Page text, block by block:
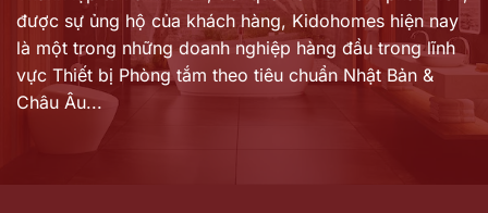
được sự ủng hộ của khách hàng, Kidohomes hiện nay
là một trong những doanh nghiệp hàng đầu trong lĩnh
vực Thiết bị Phòng tắm theo tiêu chuẩn Nhật Bản &
Châu Âu...